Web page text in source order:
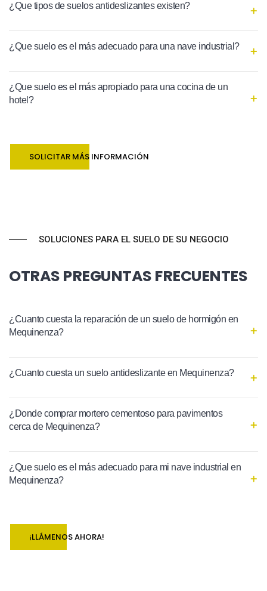
¿Que tipos de suelos antideslizantes existen?
¿Que suelo es el más adecuado para una nave industrial?
¿Que suelo es el más apropiado para una cocina de un
hotel?
SOLICITAR MÁS INFORMACIÓN
SOLUCIONES PARA EL SUELO DE SU NEGOCIO
OTRAS PREGUNTAS FRECUENTES
¿Cuanto cuesta la reparación de un suelo de hormigón en
Mequinenza?
¿Cuanto cuesta un suelo antideslizante en Mequinenza?
¿Donde comprar mortero cementoso para pavimentos
cerca de Mequinenza?
¿Que suelo es el más adecuado para mi nave industrial en
Mequinenza?
¡LLÁMENOS AHORA!